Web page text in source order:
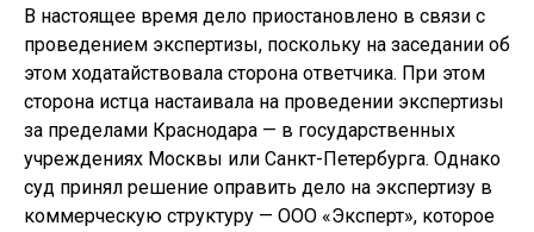
В настоящее время дело приостановлено в связи с
проведением экспертизы, поскольку на заседании об
этом ходатайствовала сторона ответчика. При этом
сторона истца настаивала на проведении экспертизы
за пределами Краснодара — в государственных
учреждениях Москвы или Санкт-Петербурга. Однако
суд принял решение оправить дело на экспертизу в
коммерческую структуру — ООО «Эксперт», которое